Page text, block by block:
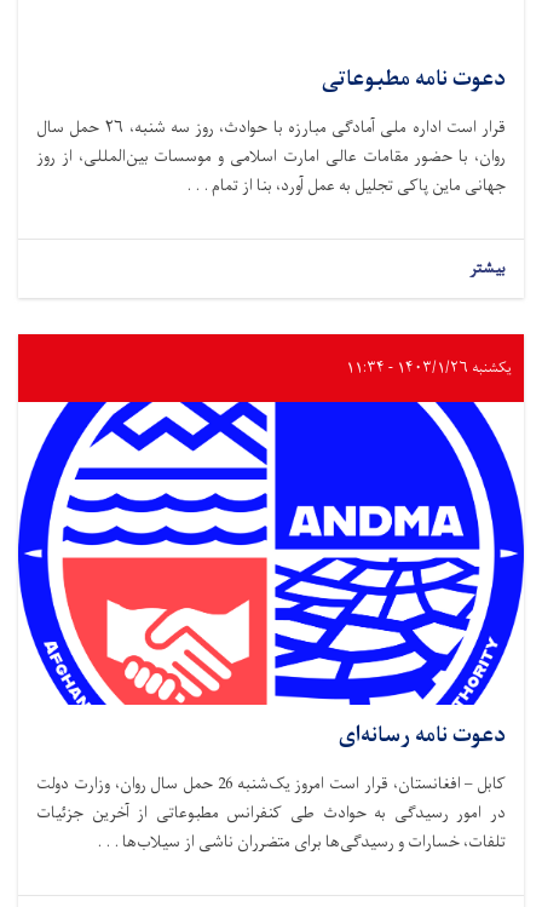
دعوت نامه مطبوعاتی
قرار است اداره ملی آمادگی مبارزه با حوادث،‌ روز سه شنبه، ۲۶ حمل سال
روان، با حضور مقامات عالی امارت اسلامی و موسسات بین‌المللی، از روز
جهانی ماین پاکی تجلیل به عمل آورد، بنا از تمام . . .
بیشتر
یکشنبه ۱۴۰۳/۱/۲۶ - ۱۱:۳۴
دعوت نامه رسانه‌ای
کابل – افغانستان، قرار است امروز یک‌شنبه 26 حمل سال روان، وزارت دولت
در امور رسیدگی به حوادث طی کنفرانس مطبوعاتی از آخرین جزئیات
تلفات، خسارات و رسیدگی‌ها برای متضرران ناشی از سیلاب‌ها . . .